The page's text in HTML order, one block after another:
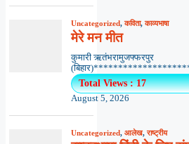
Uncategorized,कविता,काव्यभाषा
मेरे मन मीत
कुमारी ऋतंभरामुजफ्फरपुर
Total Views : 17
August 5, 2026
Uncategorized, आलेख,राष्ट्रीय